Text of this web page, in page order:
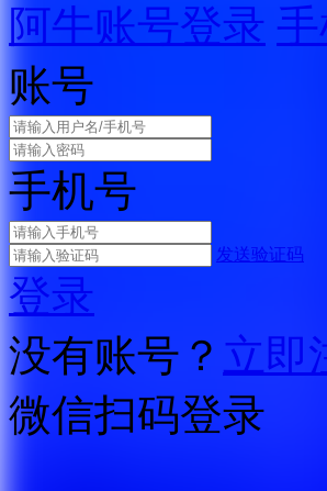
阿牛账号登录 手
账号
手机号
发送验证码
登录
没有账号？ 立即
微信扫码登录